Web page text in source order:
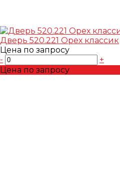
Дверь 520.221 Орех классик
Цена по запросу
-
+
Цена по запросу